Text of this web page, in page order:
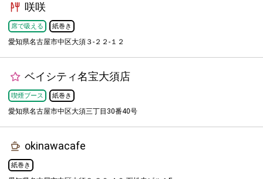
咲咲
席で吸える 紙巻き
愛知県名古屋市中区大須３-２２-１２
ベイシティ名宝大須店
喫煙ブース 紙巻き
愛知県名古屋市中区大須三丁目30番40号
okinawacafe
紙巻き